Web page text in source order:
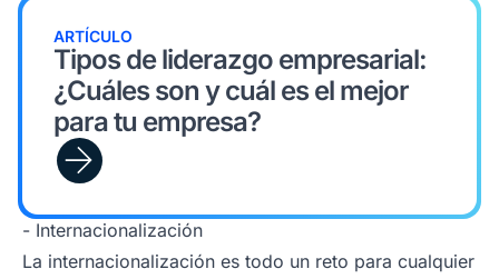
ARTÍCULO
Tipos de liderazgo empresarial:
¿Cuáles son y cuál es el mejor
para tu empresa?
- Internacionalización
La internacionalización es todo un reto para cualquier